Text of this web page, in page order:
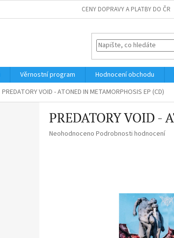
CENY DOPRAVY A PLATBY DO ČR
Věrnostní program Hodnocení obchodu
PREDATORY VOID - ATONED IN METAMORPHOSIS EP (CD)
PREDATORY VOID -
Průměrné
Neohodnoceno Podrobnosti hodnocení